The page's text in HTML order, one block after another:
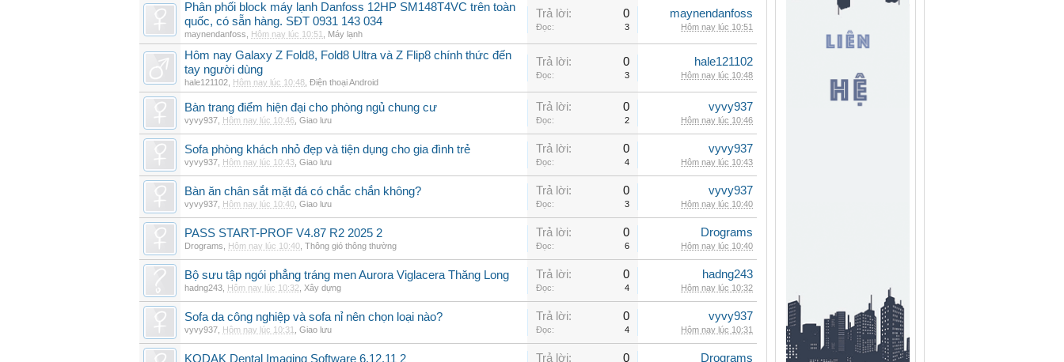
Phân phối block máy lạnh Danfoss 12HP SM148T4VC trên toàn
quốc, có sẵn hàng. SĐT 0931 143 034
maynendanfoss Hôm nay lúc 10:51 Máy lạnh
Trả lời: 0
Đọc: 3
maynendanfoss
Hôm nay lúc 10:51
Hôm nay Galaxy Z Fold8, Fold8 Ultra và Z Flip8 chính thức đến
tay người dùng
hale121102 Hôm nay lúc 10:48 Điện thoại Android
Trả lời: 0
Đọc: 3
hale121102
Hôm nay lúc 10:48
Bàn trang điểm hiện đại cho phòng ngủ chung cư
vyvy937 Hôm nay lúc 10:46 Giao lưu
Trả lời: 0
Đọc: 2
vyvy937
Hôm nay lúc 10:46
Sofa phòng khách nhỏ đẹp và tiện dụng cho gia đình trẻ
vyvy937 Hôm nay lúc 10:43 Giao lưu
Trả lời: 0
Đọc: 4
vyvy937
Hôm nay lúc 10:43
Bàn ăn chân sắt mặt đá có chắc chắn không?
vyvy937 Hôm nay lúc 10:40 Giao lưu
Trả lời: 0
Đọc: 3
vyvy937
Hôm nay lúc 10:40
PASS START-PROF V4.87 R2 2025 2
Drograms Hôm nay lúc 10:40 Thông gió thông thường
Trả lời: 0
Đọc: 6
Drograms
Hôm nay lúc 10:40
Bộ sưu tập ngói phẳng tráng men Aurora Viglacera Thăng Long
hadng243 Hôm nay lúc 10:32 Xây dựng
Trả lời: 0
Đọc: 4
hadng243
Hôm nay lúc 10:32
Sofa da công nghiệp và sofa nỉ nên chọn loại nào?
vyvy937 Hôm nay lúc 10:31 Giao lưu
Trả lời: 0
Đọc: 4
vyvy937
Hôm nay lúc 10:31
KODAK Dental Imaging Software 6.12.11 2 Trả lời: 0 Drograms